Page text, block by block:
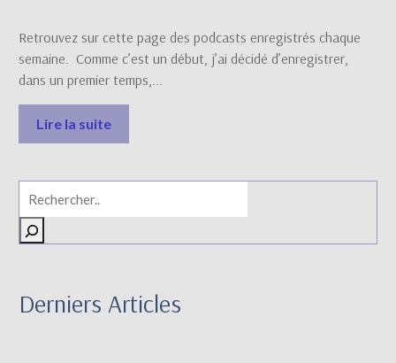
Retrouvez sur cette page des podcasts enregistrés chaque
semaine. Comme c’est un début, j’ai décidé d’enregistrer,
dans un premier temps,...
Lire la suite
Derniers Articles